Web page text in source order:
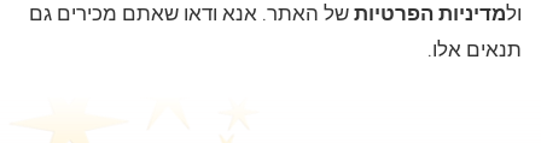
ולמדיניות הפרטיות של האתר. אנא ודאו שאתם מכירים גם
תנאים אלו.